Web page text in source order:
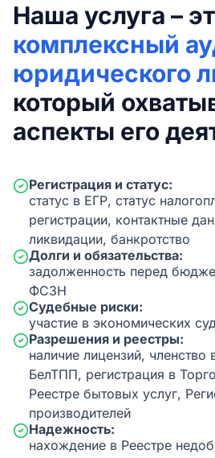
Наша услуга –
комплексный
юридического
который
аспекты его
Регистрация и статус:
статус в ЕГР, статус
регистрации, контактные
ликвидации, банкротство
Долги и обязательства:
задолженность перед
ФСЗН
Судебные риски:
участие в экономических
Разрешения и реестры:
наличие лицензий,
БелТПП, регистрация в
Реестре бытовых услуг,
производителей
Надежность:
нахождение в Реестре